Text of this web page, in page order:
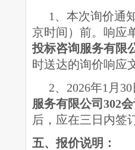
1、本次询价通
京时间）前。响应
投标咨询服务有限
时送达的询价响应
2、2026年1月30
服务有限公司 302
后，应在三日内签
五、报价说明：